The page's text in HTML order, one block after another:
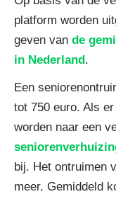
platform worden
geven van de
in Nederland .
Een
tot 750 euro. Als
worden naar een
bij. Het ontruimen
meer. Gemiddeld